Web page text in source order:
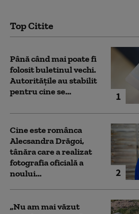
Top Citite
1
Până când mai poate fi
folosit buletinul vechi.
Autoritățile au stabilit
pentru cine se...
2
Cine este românca
Alecsandra Drăgoi,
tânăra care a realizat
fotografia oficială a
noului...
„Nu am mai văzut